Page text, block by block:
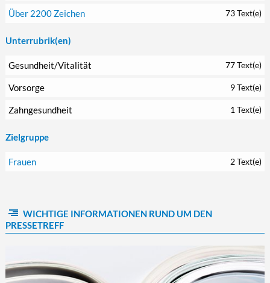
Über 2200 Zeichen 73 Text(e)
Unterrubrik(en)
Gesundheit/Vitalität 77 Text(e)
Vorsorge 9 Text(e)
Zahngesundheit 1 Text(e)
Zielgruppe
Frauen 2 Text(e)
WICHTIGE INFORMATIONEN RUND UM DEN
PRESSETREFF